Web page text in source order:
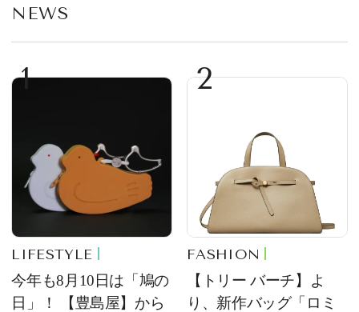
NEWS
1
LIFESTYLE
今年も8月10日は「鳩の
日」！ 【豊島屋】から
2
FASHION
【トリー バーチ】よ
り、新作バッグ「ロミ